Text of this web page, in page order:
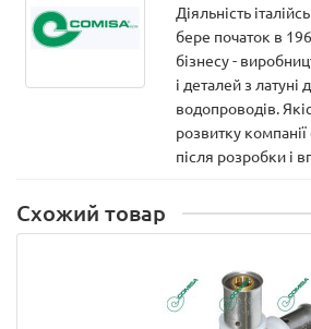
Діяльність
бере початок в
бізнесу -
і деталей з
водопроводів.
розвитку
після розробки і
Схожий товар